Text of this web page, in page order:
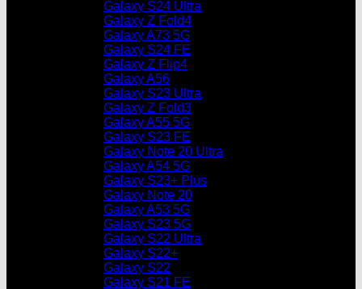
Galaxy S24 Ultra
Galaxy Z Fold4
Galaxy A73 5G
Galaxy S24 FE
Galaxy Z Flip4
Galaxy A56
Galaxy S23 Ultra
Galaxy Z Fold3
Galaxy A55 5G
Galaxy S23 FE
Galaxy Note 20 Ultra
Galaxy A54 5G
Galaxy S23+ Plus
Galaxy Note 20
Galaxy A53 5G
Galaxy S23 5G
Galaxy S22 Ultra
Galaxy S22+
Galaxy S22
Galaxy S21 FE